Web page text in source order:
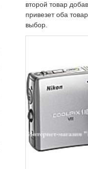
второй товар
привезет оба
выбор.